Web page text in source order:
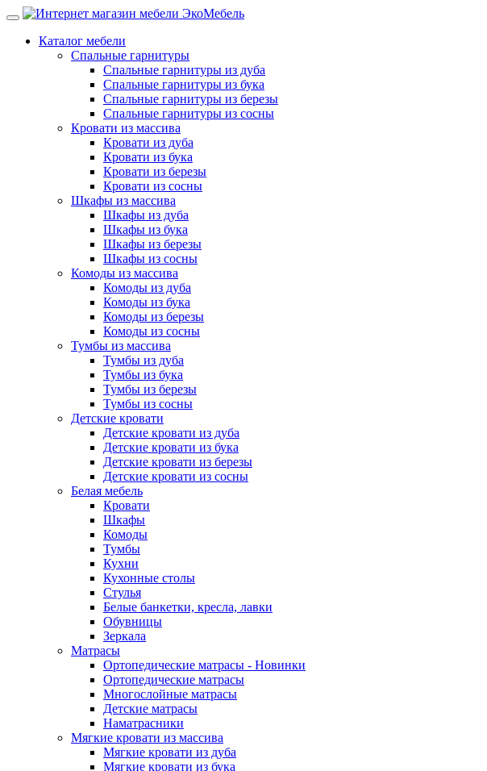
Каталог мебели
Спальные гарнитуры
Спальные гарнитуры из дуба
Спальные гарнитуры из бука
Спальные гарнитуры из березы
Спальные гарнитуры из сосны
Кровати из массива
Кровати из дуба
Кровати из бука
Кровати из березы
Кровати из сосны
Шкафы из массива
Шкафы из дуба
Шкафы из бука
Шкафы из березы
Шкафы из сосны
Комоды из массива
Комоды из дуба
Комоды из бука
Комоды из березы
Комоды из сосны
Тумбы из массива
Тумбы из дуба
Тумбы из бука
Тумбы из березы
Тумбы из сосны
Детские кровати
Детские кровати из дуба
Детские кровати из бука
Детские кровати из березы
Детские кровати из сосны
Белая мебель
Кровати
Шкафы
Комоды
Тумбы
Кухни
Кухонные столы
Стулья
Белые банкетки, кресла, лавки
Обувницы
Зеркала
Матрасы
Ортопедические матрасы - Новинки
Ортопедические матрасы
Многослойные матрасы
Детские матрасы
Наматрасники
Мягкие кровати из массива
Мягкие кровати из дуба
Мягкие кровати из бука